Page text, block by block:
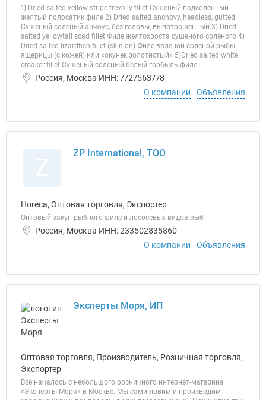
1) Dried salted yellow stripe trevally fillet Сушеный подсоленный
желтый полосатик филе 2) Dried salted anchovy, headless, gutted
Сушеный соленый анчоус, без головы, выпотрошенный 3) Dried
salted yellowtail scad fillet Филе желтохвоста сушеного соленого 4)
Dried salted lizardfish fillet (skin on) Филе вяленой соленой рыбы-
ящерицы (с кожей) или «окунек золотистый» 5)Dried salted white
croaker fillet Сушеный соленый белый горбыль филе...
Россия, Москва ИНН: 7727563778
О компании
Объявления
ZP International, ТОО
Horeca, Оптовая торговля, Экспортер
Оптовый закуп рыбного филе и лососевых видов рыб
Россия, Москва ИНН: 233502835860
О компании
Объявления
Эксперты Моря, ИП
Оптовая торговля, Производитель, Розничная торговля,
Экспортер
Всё началось с небольшого розничного интернет-магазина
«Эксперты Моря» в Москве. Мы сами ловим и производим